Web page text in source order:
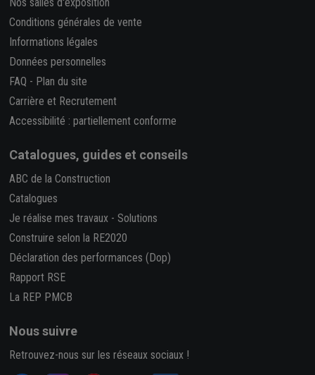
Conditions générales de vente
Informations légales
Données personnelles
FAQ - Plan du site
Carrière et Recrutement
Accessibilité : partiellement conforme
Catalogues, guides et conseils
ABC de la Construction
Catalogues
Je réalise mes travaux - Solutions
Construire selon la RE2020
Déclaration des performances (Dop)
Rapport RSE
La REP PMCB
Nous suivre
Retrouvez-nous sur les réseaux sociaux !